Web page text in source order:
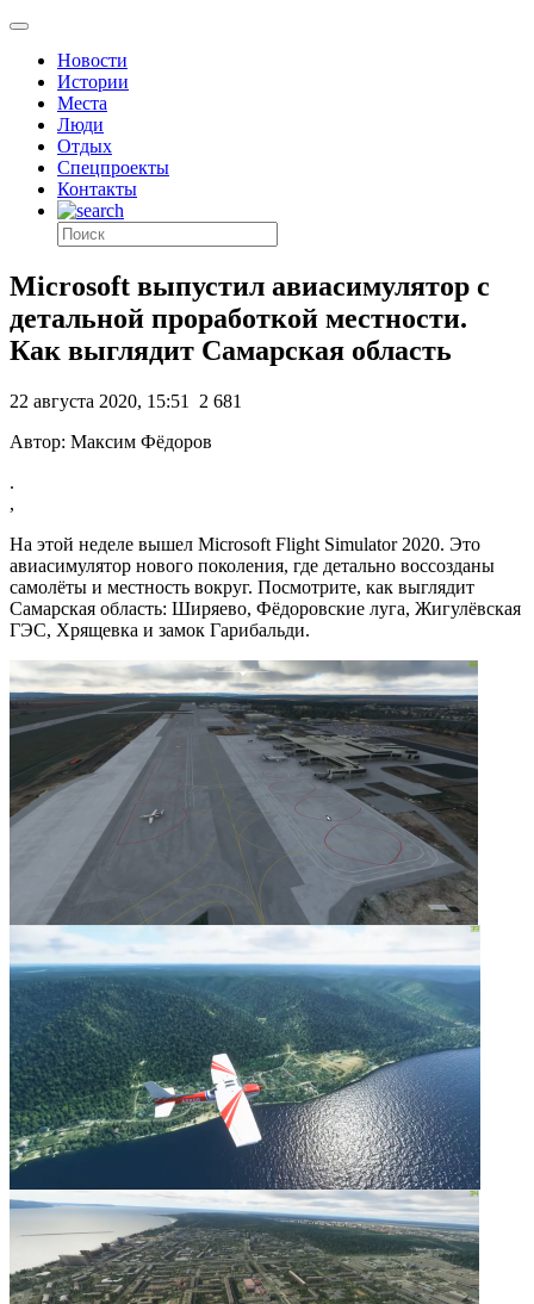
Новости
Истории
Места
Люди
Отдых
Спецпроекты
Контакты
Microsoft выпустил авиасимулятор с
детальной проработкой местности.
Как выглядит Самарская область
22 августа 2020, 15:51
2 681
Автор: Максим Фёдоров
.
,
На этой неделе вышел Microsoft Flight Simulator 2020. Это
авиасимулятор нового поколения, где детально воссозданы
самолёты и местность вокруг. Посмотрите, как выглядит
Самарская область: Ширяево, Фёдоровские луга, Жигулёвская
ГЭС, Хрящевка и замок Гарибальди.